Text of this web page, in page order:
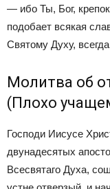
— ибо Ты, Бог,
подобает всякая
Святому Духу,
​Молитва об
(Плохо
Господи Иисусе
двунадесятых
Всесвятаго Духа,